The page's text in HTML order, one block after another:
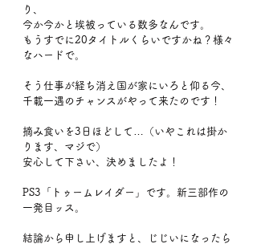
り、
今か今かと埃被っている数多なんです。
もうすでに20タイトルくらいですかね？様々
なハードで。
そう仕事が経ち消え国が家にいろと仰る今、
千載一遇のチャンスがやって来たのです！
摘み食いを3日ほどして…（いやこれは掛か
ります、マジで）
安心して下さい、決めましたよ！
PS3「トゥームレイダー」です。新三部作の
一発目ッス。
結論から申し上げますと、じじいになったら